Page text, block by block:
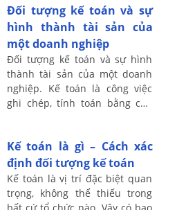
Đối tượng kế toán và sự
hình thành tài sản của
một doanh nghiệp
Đối tượng kế toán và sự hình
thành tài sản của một doanh
nghiệp. Kế toán là công việc
ghi chép, tính toán bằng con
...
Kế toán là gì – Cách xác
định đối tượng kế toán
Kế toán là vị trí đặc biệt quan
trọng, không thể thiếu trong